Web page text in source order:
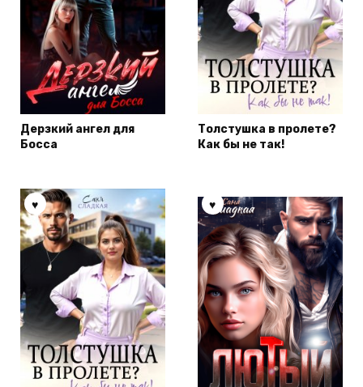
Дерзкий ангел для
Босса
Толстушка в пролете?
Как бы не так!